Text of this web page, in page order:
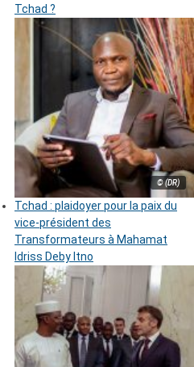
Tchad ?
© (DR)
Tchad : plaidoyer pour la paix du
vice-président des
Transformateurs à Mahamat
Idriss Deby Itno